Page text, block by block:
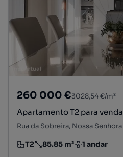
260 000 €3028,54 €/m²
Apartamento T2 para venda
Tipologia
T2
Preço por metro quadrado
85.85 m²
Andar 1 andar